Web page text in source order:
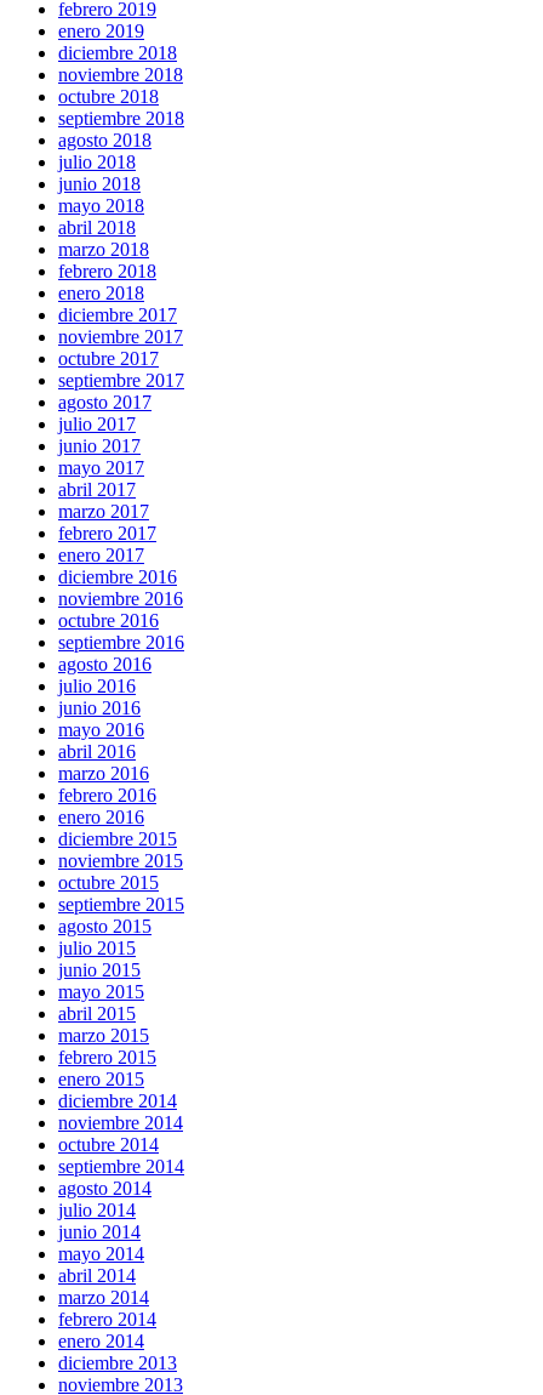
febrero 2019
enero 2019
diciembre 2018
noviembre 2018
octubre 2018
septiembre 2018
agosto 2018
julio 2018
junio 2018
mayo 2018
abril 2018
marzo 2018
febrero 2018
enero 2018
diciembre 2017
noviembre 2017
octubre 2017
septiembre 2017
agosto 2017
julio 2017
junio 2017
mayo 2017
abril 2017
marzo 2017
febrero 2017
enero 2017
diciembre 2016
noviembre 2016
octubre 2016
septiembre 2016
agosto 2016
julio 2016
junio 2016
mayo 2016
abril 2016
marzo 2016
febrero 2016
enero 2016
diciembre 2015
noviembre 2015
octubre 2015
septiembre 2015
agosto 2015
julio 2015
junio 2015
mayo 2015
abril 2015
marzo 2015
febrero 2015
enero 2015
diciembre 2014
noviembre 2014
octubre 2014
septiembre 2014
agosto 2014
julio 2014
junio 2014
mayo 2014
abril 2014
marzo 2014
febrero 2014
enero 2014
diciembre 2013
noviembre 2013